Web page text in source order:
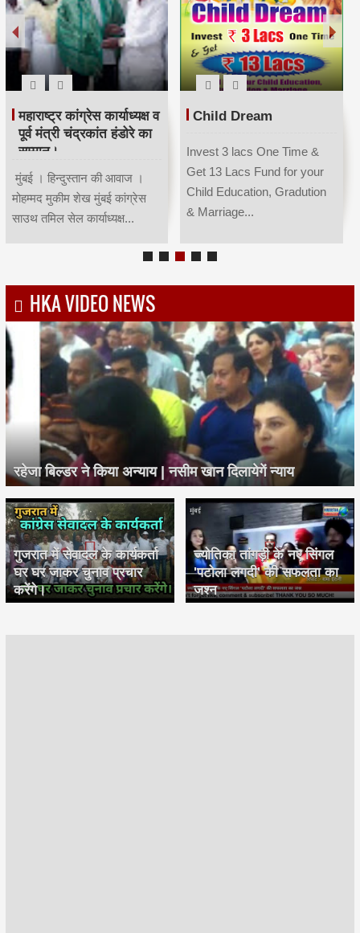
महाराष्ट्र कांग्रेस कार्याध्यक्ष व
पूर्व मंत्री चंद्रकांत हंडोरे का
सम्मान।
मुंबई । हिन्दुस्तान की आवाज ।
मोहम्मद मुकीम शेख मुंबई कांग्रेस
साउथ तमिल सेल कार्याध्यक्ष...
Child Dream
Invest 3 lacs One Time &
Get 13 Lacs Fund for your
Child Education, Gradution
& Marriage...
HKA VIDEO NEWS
रहेजा बिल्डर ने किया अन्याय | नसीम खान दिलायेगें न्याय
गुजरात में सेवादल के कार्यकर्ता
घर घर जाकर चुनाव प्रचार
करेंगे।
ज्योतिका तांगड़ी के नए सिंगल
'पटोला लगदी' की सफलता का
जश्न